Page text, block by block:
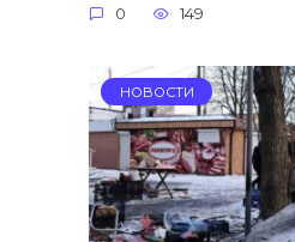
0 149
НОВОСТИ